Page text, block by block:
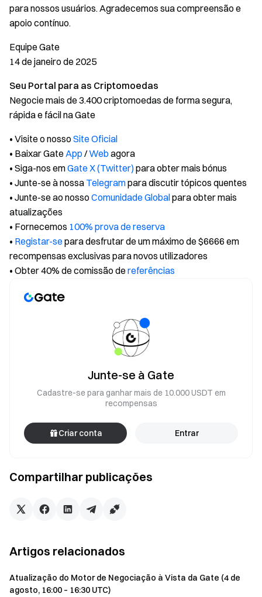
para nossos usuários. Agradecemos sua compreensão e
apoio contínuo.
Equipe Gate
14 de janeiro de 2025
Seu Portal para as Criptomoedas
Negocie mais de 3.400 criptomoedas de forma segura,
rápida e fácil na Gate
• Visite o nosso Site Oficial
• Baixar GateApp /Web agora
• Siga-nos emGate X (Twitter)para obter mais bónus
• Junte-se à nossa Telegrampara discutir tópicos quentes
• Junte-se ao nosso Comunidade Globalpara obter mais
atualizações
• Fornecemos 100% prova de reserva
• Registar-separa desfrutar de um máximo de $6666 em
recompensas exclusivas para novos utilizadores
• Obter 40% de comissão dereferências
Compartilhar publicações
Junte-se à Gate
Cadastre-se para ganhar mais de 10.000 USDT em
recompensas
Criar conta Entrar
Artigos relacionados
Atualização do Motor de Negociação à Vista da Gate (4 de
agosto, 16:00 – 16:30 UTC)